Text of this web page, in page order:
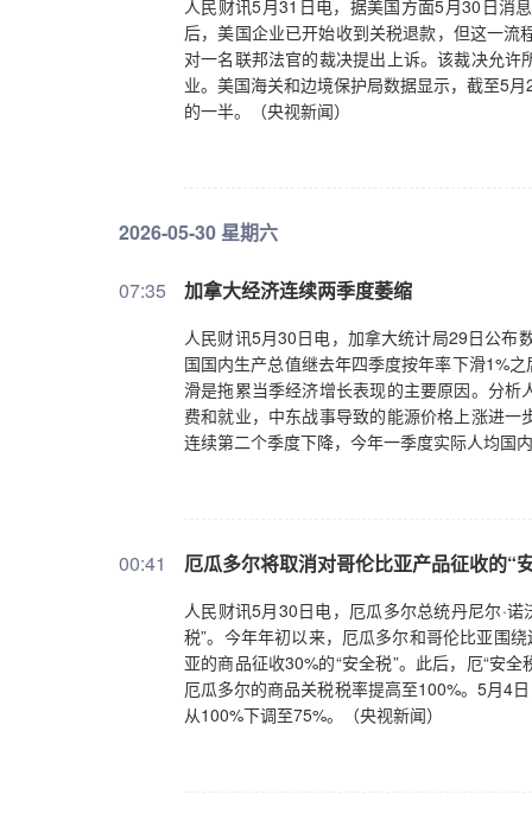
人民财讯5月31日电，据美国方面5月30日消
后，美国企业已开始收到关税退款，但这一
对一名联邦法官的裁决提出上诉。该裁决允
业。美国海关和边境保护局数据显示，截至5
的一半。（央视新闻）
2026-05-30 星期六
07:35 加拿大经济连续两季度萎缩
人民财讯5月30日电，加拿大统计局29日公布
国国内生产总值继去年四季度按年率下滑1%
滑是拖累当季经济增长表现的主要原因。分
费和就业，中东战事导致的能源价格上涨进
连续第二个季度下降，今年一季度实际人均国
00:41 厄瓜多尔将取消对哥伦比亚产品征收的“
人民财讯5月30日电，厄瓜多尔总统丹尼尔·
税”。今年年初以来，厄瓜多尔和哥伦比亚围
亚的商品征收30%的“安全税”。此后，厄“安
厄瓜多尔的商品关税税率提高至100%。5月4
从100%下调至75%。（央视新闻）